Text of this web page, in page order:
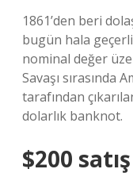
1861’den beri
bugün hala
nominal değer
Savaşı sırasında
tarafından
dolarlık banknot.
$200